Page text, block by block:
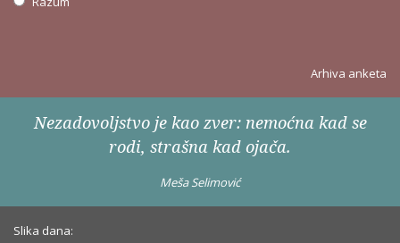
Arhiva anketa
Nezadovoljstvo je kao zver: nemoćna kad se
rodi, strašna kad ojača.
Meša Selimović
Slika dana: